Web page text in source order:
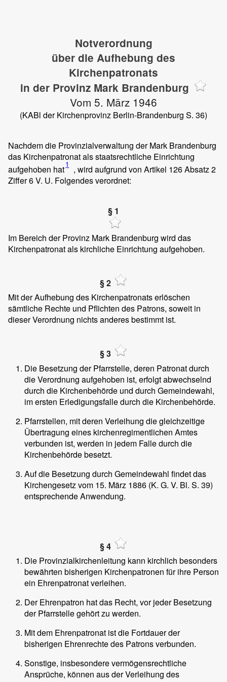
Notverordnung
über die Aufhebung des
Kirchenpatronats
in der Provinz Mark Brandenburg
Vom 5. März 1946
(KABl der Kirchenprovinz Berlin-Brandenburg S. 36)
Nachdem die Provinzialverwaltung der Mark Brandenburg
das Kirchenpatronat als staatsrechtliche Einrichtung
aufgehoben hat1
, wird aufgrund von Artikel 126 Absatz 2
Ziffer 6 V. U. Folgendes verordnet:
§ 1
Im Bereich der Provinz Mark Brandenburg wird das
Kirchenpatronat als kirchliche Einrichtung aufgehoben.
§ 2
Mit der Aufhebung des Kirchenpatronats erlöschen
sämtliche Rechte und Pflichten des Patrons, soweit in
dieser Verordnung nichts anderes bestimmt ist.
§ 3
Die Besetzung der Pfarrstelle, deren Patronat durch
die Verordnung aufgehoben ist, erfolgt abwechselnd
durch die Kirchenbehörde und durch Gemeindewahl,
im ersten Erledigungsfalle durch die Kirchenbehörde.
Pfarrstellen, mit deren Verleihung die gleichzeitige
Übertragung eines kirchenregimentlichen Amtes
verbunden ist, werden in jedem Falle durch die
Kirchenbehörde besetzt.
Auf die Besetzung durch Gemeindewahl findet das
Kirchengesetz vom 15. März 1886 (K. G. V. Bl. S. 39)
entsprechende Anwendung.
§ 4
Die Provinzialkirchenleitung kann kirchlich besonders
bewährten bisherigen Kirchenpatronen für ihre Person
ein Ehrenpatronat verleihen.
Der Ehrenpatron hat das Recht, vor jeder Besetzung
der Pfarrstelle gehört zu werden.
Mit dem Ehrenpatronat ist die Fortdauer der
bisherigen Ehrenrechte des Patrons verbunden.
Sonstige, insbesondere vermögensrechtliche
Ansprüche, können aus der Verleihung des